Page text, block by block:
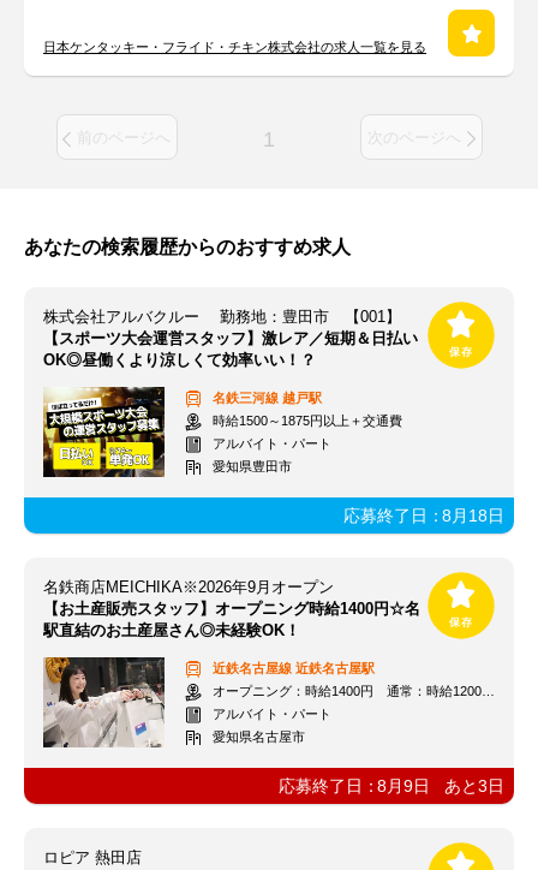
日本ケンタッキー・フライド・チキン株式会社の求人一覧を見る
前のページへ 1 次のページへ
あなたの検索履歴からのおすすめ求人
株式会社アルバクルー 勤務地：豊田市 【001】
【スポーツ大会運営スタッフ】激レア／短期＆日払い
OK◎昼働くより涼しくて効率いい！？
名鉄三河線 越戸駅
時給1500～1875円以上＋交通費
アルバイト・パート
愛知県豊田市
応募終了日：8月18日
名鉄商店MEICHIKA※2026年9月オープン
【お土産販売スタッフ】オープニング時給1400円☆名
駅直結のお土産屋さん◎未経験OK！
近鉄名古屋線 近鉄名古屋駅
オープニング：時給1400円 通常：時給1200円～＋交通費全額支給
アルバイト・パート
愛知県名古屋市
応募終了日：8月9日 あと3日
ロピア 熱田店